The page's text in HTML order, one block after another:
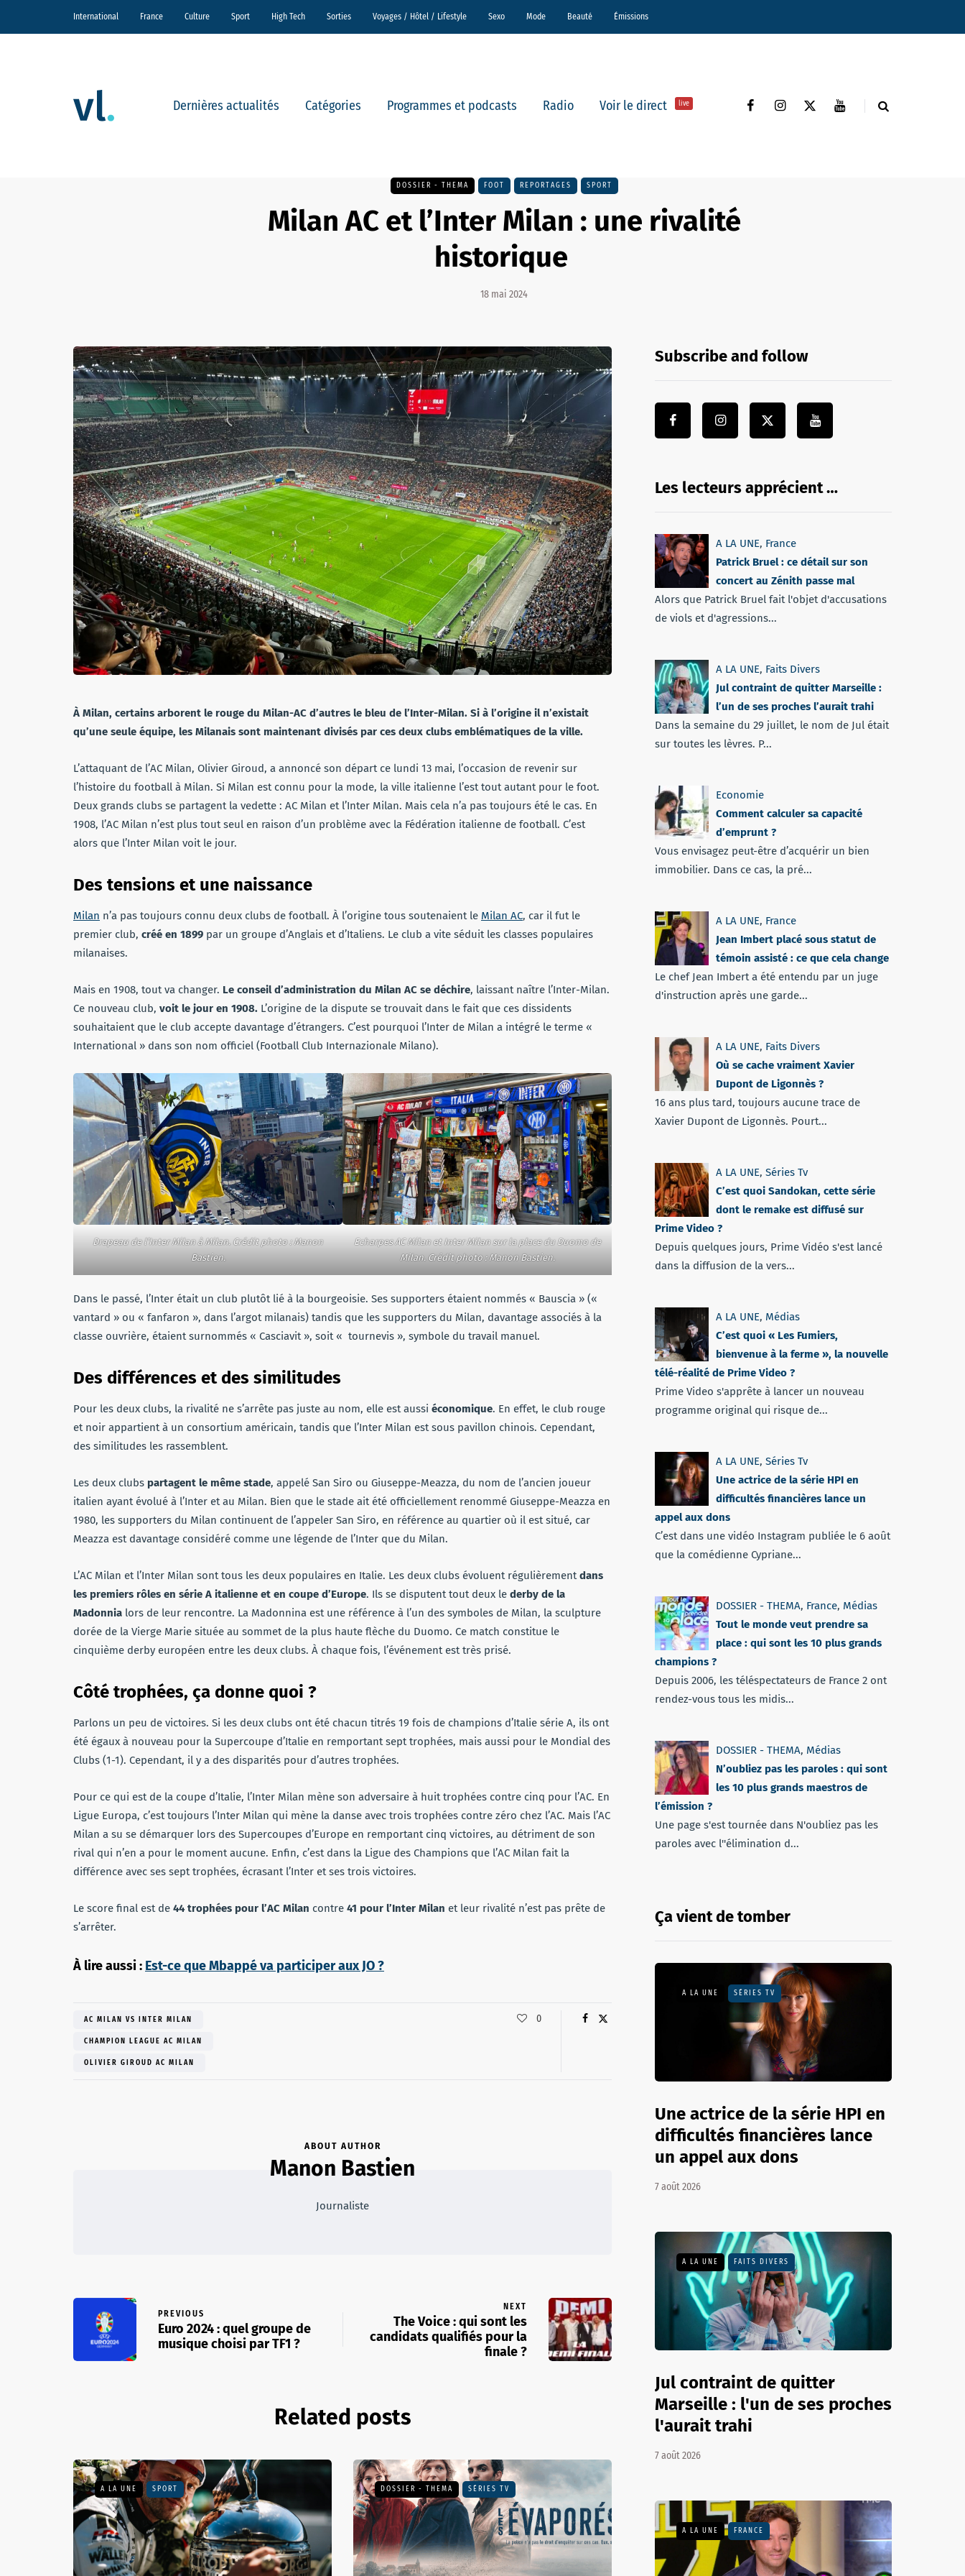
International France Culture Sport High Tech Sorties Voyages / Hôtel / Lifestyle Sexo Mode Beauté Émissions
Dernières actualités Catégories Programmes et podcasts Radio Voir le direct live
DOSSIER - THEMA FOOT REPORTAGES SPORT
Milan AC et l’Inter Milan : une rivalité
historique
18 mai 2024
À Milan, certains arborent le rouge du Milan-AC d’autres le bleu de l’Inter-Milan. Si à l’origine il n’existait
qu’une seule équipe, les Milanais sont maintenant divisés par ces deux clubs emblématiques de la ville.
L’attaquant de l’AC Milan, Olivier Giroud, a annoncé son départ ce lundi 13 mai, l’occasion de revenir sur
l’histoire du football à Milan. Si Milan est connu pour la mode, la ville italienne l’est tout autant pour le foot.
Deux grands clubs se partagent la vedette : AC Milan et l’Inter Milan. Mais cela n’a pas toujours été le cas. En
1908, l’AC Milan n’est plus tout seul en raison d’un problème avec la Fédération italienne de football. C’est
alors que l’Inter Milan voit le jour.
Des tensions et une naissance
Milan n’a pas toujours connu deux clubs de football. À l’origine tous soutenaient le Milan AC, car il fut le
premier club, créé en 1899 par un groupe d’Anglais et d’Italiens. Le club a vite séduit les classes populaires
milanaises.
Mais en 1908, tout va changer. Le conseil d’administration du Milan AC se déchire, laissant naître l’Inter-Milan.
Ce nouveau club, voit le jour en 1908. L’origine de la dispute se trouvait dans le fait que ces dissidents
souhaitaient que le club accepte davantage d’étrangers. C’est pourquoi l’Inter de Milan a intégré le terme «
International » dans son nom officiel (Football Club Internazionale Milano).
Drapeau de l’Inter Milan à Milan. Crédit photo : Manon
Bastien.
Echarpes AC Milan et Inter Milan sur la place du Duomo de
Milan. Crédit photo : Manon Bastien.
Dans le passé, l’Inter était un club plutôt lié à la bourgeoisie. Ses supporters étaient nommés « Bauscia » («
vantard » ou « fanfaron », dans l’argot milanais) tandis que les supporters du Milan, davantage associés à la
classe ouvrière, étaient surnommés « Casciavit », soit « tournevis », symbole du travail manuel.
Des différences et des similitudes
Pour les deux clubs, la rivalité ne s’arrête pas juste au nom, elle est aussi économique. En effet, le club rouge
et noir appartient à un consortium américain, tandis que l’Inter Milan est sous pavillon chinois. Cependant,
des similitudes les rassemblent.
Les deux clubs partagent le même stade, appelé San Siro ou Giuseppe-Meazza, du nom de l’ancien joueur
italien ayant évolué à l’Inter et au Milan. Bien que le stade ait été officiellement renommé Giuseppe-Meazza en
1980, les supporters du Milan continuent de l’appeler San Siro, en référence au quartier où il est situé, car
Meazza est davantage considéré comme une légende de l’Inter que du Milan.
L’AC Milan et l’Inter Milan sont tous les deux populaires en Italie. Les deux clubs évoluent régulièrement dans
les premiers rôles en série A italienne et en coupe d’Europe. Ils se disputent tout deux le derby de la
Madonnia lors de leur rencontre. La Madonnina est une référence à l’un des symboles de Milan, la sculpture
dorée de la Vierge Marie située au sommet de la plus haute flèche du Duomo. Ce match constitue le
cinquième derby européen entre les deux clubs. À chaque fois, l’événement est très prisé.
Côté trophées, ça donne quoi ?
Parlons un peu de victoires. Si les deux clubs ont été chacun titrés 19 fois de champions d’Italie série A, ils ont
été égaux à nouveau pour la Supercoupe d’Italie en remportant sept trophées, mais aussi pour le Mondial des
Clubs (1-1). Cependant, il y a des disparités pour d’autres trophées.
Pour ce qui est de la coupe d’Italie, l’Inter Milan mène son adversaire à huit trophées contre cinq pour l’AC. En
Ligue Europa, c’est toujours l’Inter Milan qui mène la danse avec trois trophées contre zéro chez l’AC. Mais l’AC
Milan a su se démarquer lors des Supercoupes d’Europe en remportant cinq victoires, au détriment de son
rival qui n’en a pour le moment aucune. Enfin, c’est dans la Ligue des Champions que l’AC Milan fait la
différence avec ses sept trophées, écrasant l’Inter et ses trois victoires.
Le score final est de 44 trophées pour l’AC Milan contre 41 pour l’Inter Milan et leur rivalité n’est pas prête de
s’arrêter.
À lire aussi : Est-ce que Mbappé va participer aux JO ?
AC MILAN VS INTER MILAN
CHAMPION LEAGUE AC MILAN
OLIVIER GIROUD AC MILAN
0
ABOUT AUTHOR
Manon Bastien
Journaliste
PREVIOUS
Euro 2024 : quel groupe de
musique choisi par TF1 ?
NEXT
The Voice : qui sont les
candidats qualifiés pour la
finale ?
Related posts
A LA UNE SPORT DOSSIER - THEMA SÉRIES TV
Subscribe and follow
Les lecteurs apprécient …
A LA UNE, France
Patrick Bruel : ce détail sur son
concert au Zénith passe mal
Alors que Patrick Bruel fait l'objet d'accusations
de viols et d'agressions...
A LA UNE, Faits Divers
Jul contraint de quitter Marseille :
l’un de ses proches l’aurait trahi
Dans la semaine du 29 juillet, le nom de Jul était
sur toutes les lèvres. P...
Economie
Comment calculer sa capacité
d’emprunt ?
Vous envisagez peut-être d’acquérir un bien
immobilier. Dans ce cas, la pré...
A LA UNE, France
Jean Imbert placé sous statut de
témoin assisté : ce que cela change
Le chef Jean Imbert a été entendu par un juge
d'instruction après une garde...
A LA UNE, Faits Divers
Où se cache vraiment Xavier
Dupont de Ligonnès ?
16 ans plus tard, toujours aucune trace de
Xavier Dupont de Ligonnès. Pourt...
A LA UNE, Séries Tv
C’est quoi Sandokan, cette série
dont le remake est diffusé sur
Prime Video ?
Depuis quelques jours, Prime Vidéo s'est lancé
dans la diffusion de la vers...
A LA UNE, Médias
C’est quoi « Les Fumiers,
bienvenue à la ferme », la nouvelle
télé-réalité de Prime Video ?
Prime Video s'apprête à lancer un nouveau
programme original qui risque de...
A LA UNE, Séries Tv
Une actrice de la série HPI en
difficultés financières lance un
appel aux dons
C’est dans une vidéo Instagram publiée le 6 août
que la comédienne Cypriane...
DOSSIER - THEMA, France, Médias
Tout le monde veut prendre sa
place : qui sont les 10 plus grands
champions ?
Depuis 2006, les téléspectateurs de France 2 ont
rendez-vous tous les midis...
DOSSIER - THEMA, Médias
N’oubliez pas les paroles : qui sont
les 10 plus grands maestros de
l’émission ?
Une page s'est tournée dans N'oubliez pas les
paroles avec l''élimination d...
Ça vient de tomber
A LA UNE SÉRIES TV
Une actrice de la série HPI en
difficultés financières lance
un appel aux dons
7 août 2026
A LA UNE FAITS DIVERS
Jul contraint de quitter
Marseille : l'un de ses proches
l'aurait trahi
7 août 2026
A LA UNE FRANCE